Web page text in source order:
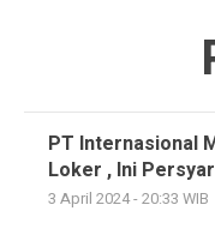
PT Internasional
Loker , Ini
3 April 2024 - 20:33 WIB